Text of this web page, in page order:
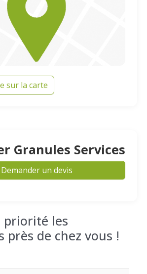
sur la carte
Granules Services
Demander un devis
priorité les
près de chez vous !